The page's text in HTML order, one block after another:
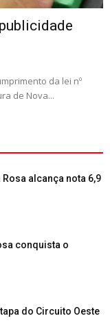
da lei nº
de Nova...
alcança nota 6,9
conquista o
do Circuito Oeste